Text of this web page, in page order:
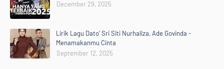
December 29, 2025
Lirik Lagu Dato' Sri Siti Nurhaliza, Ade Govinda -
Menamakanmu Cinta
September 12, 2025